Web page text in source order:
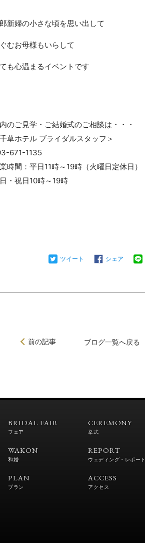
新婦の小さな頃を思い出して
むお母様もいらして
も心温まるイベントです
のご見学・ご結婚式のご相談は・・・
草ホテル ブライダルスタッフ＞
671-1135
時間：平日11時～19時（火曜日定休日）
・祝日10時～19時
ツイート シェア
前の記事 ブログ一覧へ戻る
BRIDAL FAIR
フェア
CEREMONY
挙式
WAKON
和婚
REPORT
ウェディング・レポート
PLAN
プラン
ACCESS
アクセス